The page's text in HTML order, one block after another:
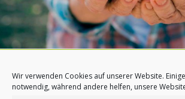
Wir verwenden Cookies auf unserer Website.
notwendig, während andere helfen, unsere